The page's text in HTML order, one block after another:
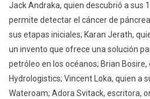
Jack Andraka, quien descubrió a sus
permite detectar el cáncer de
sus etapas iniciales; Karan Jerath,
un invento que ofrece una solución
petróleo en los océanos; Brian
Hydrologistics; Vincent Loka, quien a
Wateroam; Adora Svitack, escritora,